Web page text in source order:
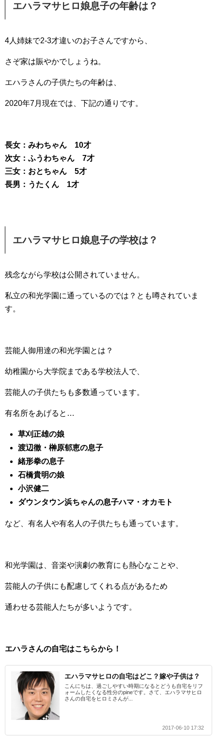
エハラマサヒロ娘息子の年齢は？
4人姉妹で2-3才違いのお子さんですから、
さぞ家は賑やかでしょうね。
エハラさんの子供たちの年齢は、
2020年7月現在では、下記の通りです。
長女：みわちゃん 10才
次女：ふうわちゃん 7才
三女：おとちゃん 5才
長男：うたくん 1才
エハラマサヒロ娘息子の学校は？
残念ながら学校は公開されていません。
私立の和光学園に通っているのでは？とも噂されていま
す。
芸能人御用達の和光学園とは？
幼稚園から大学院まである学校法人で、
芸能人の子供たちも多数通っています。
有名所をあげると…
草刈正雄の娘
渡辺徹・榊原郁恵の息子
緒形拳の息子
石橋貴明の娘
小沢健二
ダウンタウン浜ちゃんの息子ハマ・オカモト
など、有名人や有名人の子供たちも通っています。
和光学園は、音楽や演劇の教育にも熱心なことや、
芸能人の子供にも配慮してくれる点があるため
通わせる芸能人たちが多いようです。
エハラさんの自宅はこちらから！
エハラマサヒロの自宅はどこ？嫁や子供は？
こんにちは、過ごしやすい時期になるとどうも自宅をリフ
ォームしたくなる性分のpineです。さて、エハラマサヒロ
さんの自宅をヒロミさんが...
2017-06-10 17:32